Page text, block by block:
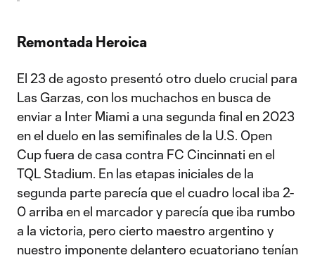
Remontada Heroica
El 23 de agosto presentó otro duelo crucial para
Las Garzas, con los muchachos en busca de
enviar a Inter Miami a una segunda final en 2023
en el duelo en las semifinales de la U.S. Open
Cup fuera de casa contra FC Cincinnati en el
TQL Stadium. En las etapas iniciales de la
segunda parte parecía que el cuadro local iba 2-
0 arriba en el marcador y parecía que iba rumbo
a la victoria, pero cierto maestro argentino y
nuestro imponente delantero ecuatoriano tenían